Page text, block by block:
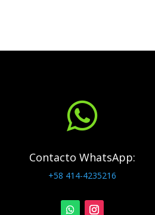

Contacto WhatsApp:
+58 414-4235216